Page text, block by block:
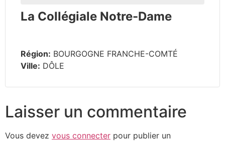
La Collégiale Notre-Dame
Région: BOURGOGNE FRANCHE-COMTÉ
Ville: DÔLE
Laisser un commentaire
Vous devez vous connecter pour publier un